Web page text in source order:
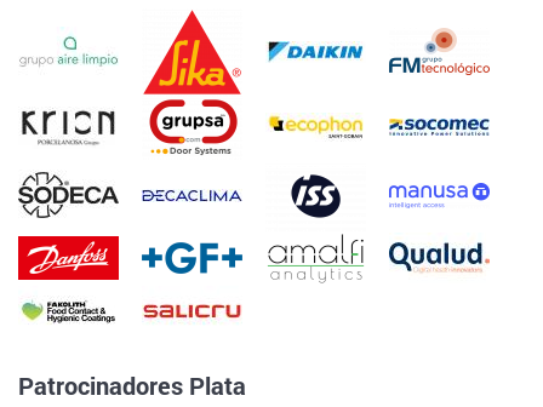
Patrocinadores Plata